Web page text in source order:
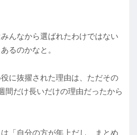
んなから選ばれたわけではない
るのかなと。
に抜擢された理由は、ただその
間だけ長いだけの理由だったから
「自分の方が年上だし、まとめ